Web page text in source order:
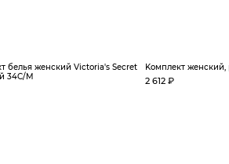
белья женский Victoria's Secret
34C/M
Koмплeкт жeнcкий,
2 612 ₽